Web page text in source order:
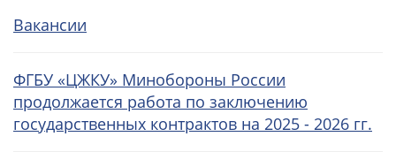
Вакансии
ФГБУ «ЦЖКУ» Минобороны России
продолжается работа по заключению
государственных контрактов на 2025 - 2026 гг.